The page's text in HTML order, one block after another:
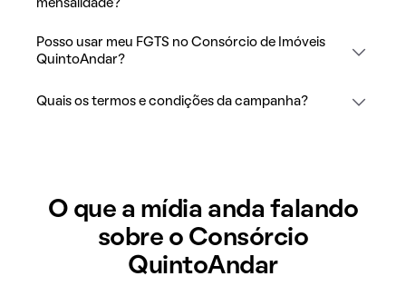
mensalidade?
Posso usar meu FGTS no Consórcio de Imóveis
QuintoAndar?
Quais os termos e condições da campanha?
O que a mídia anda falando
sobre o Consórcio
QuintoAndar